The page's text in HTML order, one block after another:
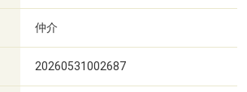
仲介
20260531002687